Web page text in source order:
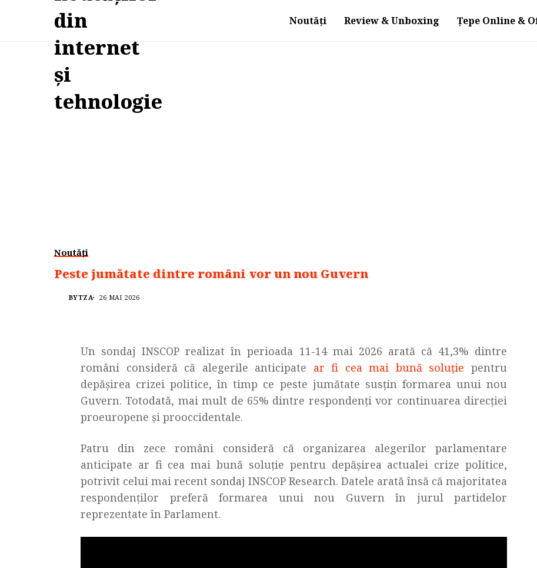
Noutăți Review & Unboxing Țepe Online &
Noutăți
Peste jumătate dintre români vor un nou Guvern
BYTZA 26 MAI 2026
Un sondaj INSCOP realizat în perioada 11-14 mai 2026 arată că 41,3% dintre
români consideră că alegerile anticipate ar fi cea mai bună soluție pentru
depășirea crizei politice, în timp ce peste jumătate susțin formarea unui nou
Guvern. Totodată, mai mult de 65% dintre respondenți vor continuarea direcției
proeuropene și prooccidentale.
Patru din zece români consideră că organizarea alegerilor parlamentare
anticipate ar fi cea mai bună soluție pentru depășirea actualei crize politice,
potrivit celui mai recent sondaj INSCOP Research. Datele arată însă că majoritatea
respondenților preferă formarea unui nou Guvern în jurul partidelor
reprezentate în Parlament.